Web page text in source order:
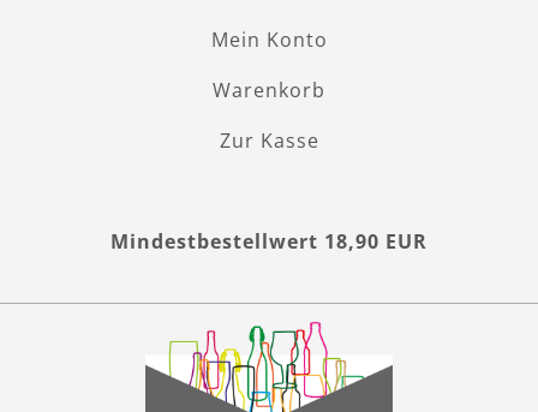
Mein Konto
Warenkorb
Zur Kasse
Mindestbestellwert 18,90 EUR